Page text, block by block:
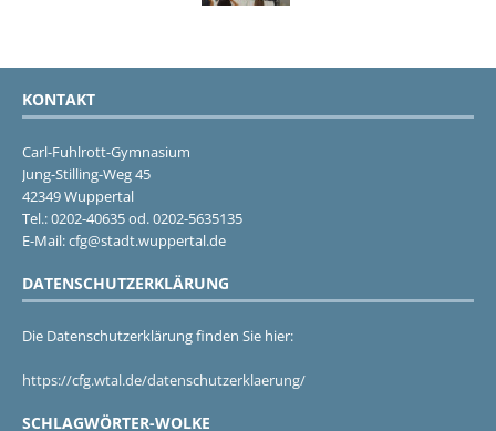
KONTAKT
Carl-Fuhlrott-Gymnasium
Jung-Stilling-Weg 45
42349 Wuppertal
Tel.: 0202-40635 od. 0202-5635135
E-Mail: cfg@stadt.wuppertal.de
DATENSCHUTZERKLÄRUNG
Die Datenschutzerklärung finden Sie hier:
https://cfg.wtal.de/datenschutzerklaerung/
SCHLAGWÖRTER-WOLKE